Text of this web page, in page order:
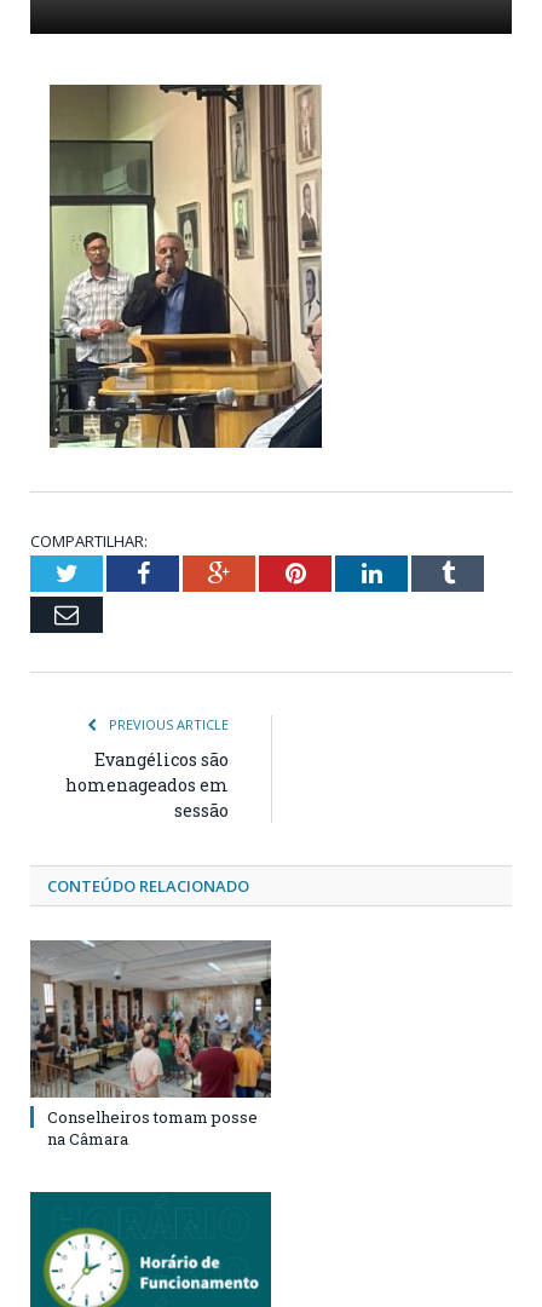
COMPARTILHAR:
TwitterFacebookGoogle+PinterestLinkedInTumblr
Email
PREVIOUS ARTICLE
Evangélicos são
homenageados em
sessão
CONTEÚDO RELACIONADO
Conselheiros tomam posse
na Câmara